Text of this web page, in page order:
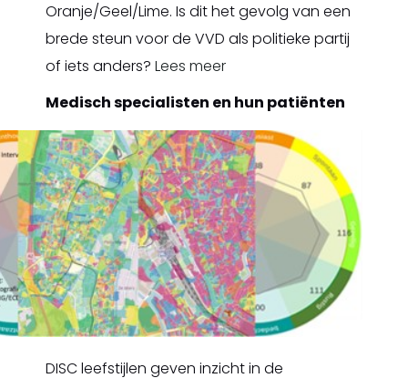
Oranje/Geel/Lime. Is dit het gevolg van een
brede steun voor de VVD als politieke partij
of iets anders? Lees meer
Medisch specialisten en hun patiënten
DISC leefstijlen geven inzicht in de